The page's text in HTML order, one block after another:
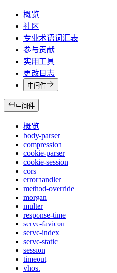
概览
社区
专业术语词汇表
参与贡献
实用工具
更改日志
中间件
中间件
概览
body-parser
compression
cookie-parser
cookie-session
cors
errorhandler
method-override
morgan
multer
response-time
serve-favicon
serve-index
serve-static
session
timeout
vhost